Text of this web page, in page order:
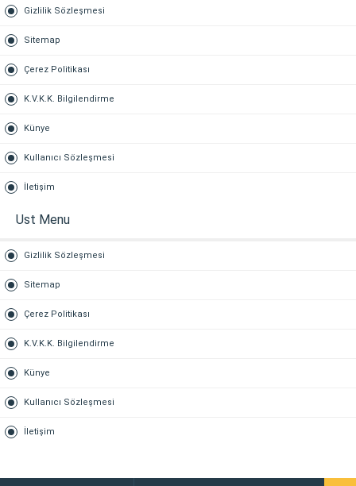
Gizlilik Sözleşmesi
Sitemap
Çerez Politikası
K.V.K.K. Bilgilendirme
Künye
Kullanıcı Sözleşmesi
İletişim
Ust Menu
Gizlilik Sözleşmesi
Sitemap
Çerez Politikası
K.V.K.K. Bilgilendirme
Künye
Kullanıcı Sözleşmesi
İletişim